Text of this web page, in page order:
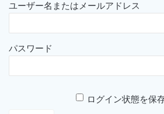
ユーザー名またはメールアドレス
パスワード
ログイン状態を保